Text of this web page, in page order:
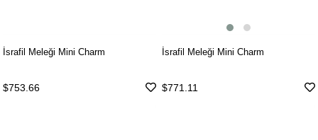
İsrafil Meleği Mini Charm
$753.66
İsrafil Meleği Mini Charm
$771.11